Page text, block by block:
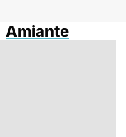
Amiante